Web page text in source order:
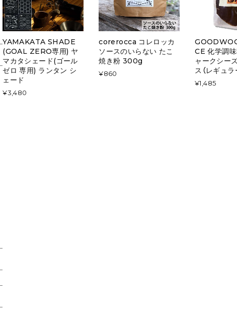
YAMAKATA SHADE
(GOAL ZERO専用) ヤ
マカタシェード(ゴール
ゼロ 専用) ランタン シ
ェード
¥3,480
corerocca コレロッカ
ソースのいらない たこ
焼き粉 300g
¥860
CE 化学調
ャークシー
ス（レギュラ
¥1,485